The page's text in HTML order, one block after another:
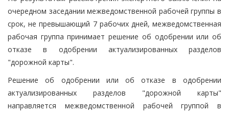
очередном заседании межведомственной рабочей группы в
срок, не превышающий 7 рабочих дней, межведомственная
рабочая группа принимает решение об одобрении или об
отказе в одобрении актуализированных разделов
"дорожной карты".
Решение об одобрении или об отказе в одобрении
актуализированных разделов "дорожной карты"
направляется межведомственной рабочей группой в